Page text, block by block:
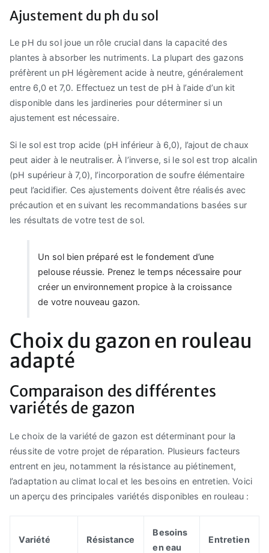
Ajustement du ph du sol
Le pH du sol joue un rôle crucial dans la capacité des
plantes à absorber les nutriments. La plupart des gazons
préfèrent un pH légèrement acide à neutre, généralement
entre 6,0 et 7,0. Effectuez un test de pH à l’aide d’un kit
disponible dans les jardineries pour déterminer si un
ajustement est nécessaire.
Si le sol est trop acide (pH inférieur à 6,0), l’ajout de chaux
peut aider à le neutraliser. À l’inverse, si le sol est trop alcalin
(pH supérieur à 7,0), l’incorporation de soufre élémentaire
peut l’acidifier. Ces ajustements doivent être réalisés avec
précaution et en suivant les recommandations basées sur
les résultats de votre test de sol.
Un sol bien préparé est le fondement d’une
pelouse réussie. Prenez le temps nécessaire pour
créer un environnement propice à la croissance
de votre nouveau gazon.
Choix du gazon en rouleau
adapté
Comparaison des différentes
variétés de gazon
Le choix de la variété de gazon est déterminant pour la
réussite de votre projet de réparation. Plusieurs facteurs
entrent en jeu, notamment la résistance au piétinement,
l’adaptation au climat local et les besoins en entretien. Voici
un aperçu des principales variétés disponibles en rouleau :
Variété Résistance
Besoins
en eau
Entretien